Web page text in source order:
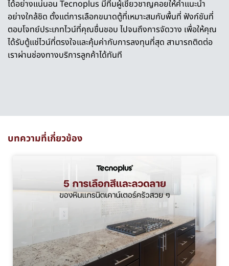
ได้อย่างแน่นอน Tecnoplus มีทีมผู้เชี่ยวชาญคอยให้คำแนะนำ
อย่างใกล้ชิด ตั้งแต่การเลือกขนาดตู้ที่เหมาะสมกับพื้นที่ ฟังก์ชันที่
ตอบโจทย์ประเภทไวน์ที่คุณชื่นชอบ ไปจนถึงการจัดวาง เพื่อให้คุณ
ได้รับตู้แช่ไวน์ที่ตรงใจและคุ้มค่ากับการลงทุนที่สุด สามารถติดต่อ
เราผ่านช่องทางบริการลูกค้าได้ทันที
บทความที่เกี่ยวข้อง